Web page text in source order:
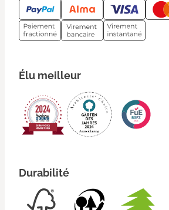
Élu meilleur
Durabilité